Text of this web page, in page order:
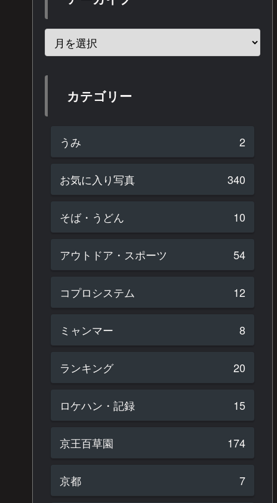
カテゴリー
うみ 2
お気に入り写真 340
そば・うどん 10
アウトドア・スポーツ 54
コプロシステム 12
ミャンマー 8
ランキング 20
ロケハン・記録 15
京王百草園 174
京都 7